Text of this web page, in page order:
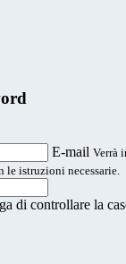
E-mail Verrà
istruzioni necessarie.
di controllare la